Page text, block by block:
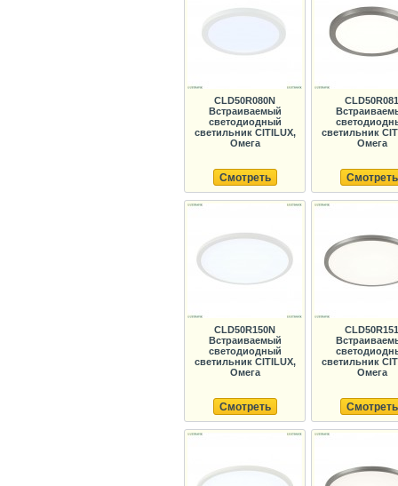
CLD50R080N
Встраиваемый
светодиодный
светильник CITILUX,
Омега
Смотреть
CLD50R081
светильник
Омега
Смотреть
CLD50R150N
Встраиваемый
светодиодный
светильник CITILUX,
Омега
Смотреть
CLD50R151
светильник
Омега
Смотреть